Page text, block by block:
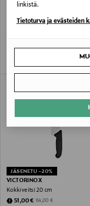
linkistä.
Tietoturva ja evästeiden
JÄSENETU –23%
Swiss Modern Carving Set -
JÄSENETU –20%
VICTORINOX
Kokkiveitsi 20 cm
Discounted Price
51,00 € Original Price
64,00 €